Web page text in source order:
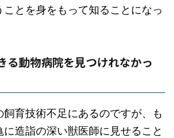
とを身をもって知ることになっ
る動物病院を見つけれなかっ
飼育技術不足にあるのですが、も
に造詣の深い獣医師に見せること